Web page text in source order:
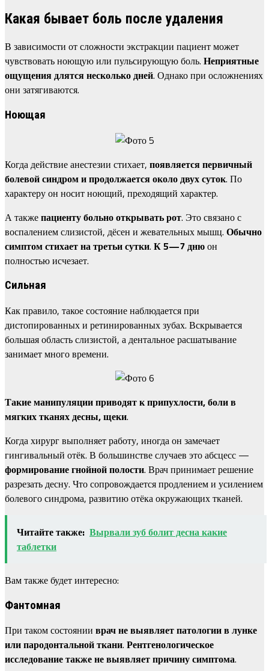
Какая бывает боль после удаления
В зависимости от сложности экстракции пациент может
чувствовать ноющую или пульсирующую боль. Неприятные
ощущения длятся несколько дней. Однако при осложнениях
они затягиваются.
Ноющая
Когда действие анестезии стихает, появляется первичный
болевой синдром и продолжается около двух суток. По
характеру он носит ноющий, преходящий характер.
А такжепациенту больно открывать рот. Это связано с
воспалением слизистой, дёсен и жевательных мышц. Обычно
симптом стихает на третьи сутки. К 5—7 днюон
полностью исчезает.
Сильная
Как правило, такое состояние наблюдается при
дистопированных и ретинированных зубах. Вскрывается
большая область слизистой, а дентальное расшатывание
занимает много времени.
Такие манипуляции приводят к припухлости, боли в
мягких тканях десны, щеки.
Когда хирург выполняет работу, иногда он замечает
гингивальный отёк. В большинстве случаев это абсцесс —
формирование гнойной полости. Врач принимает решение
разрезать десну. Что сопровождается продлением и усилением
болевого синдрома, развитию отёка окружающих тканей.
Читайте также: Вырвали зуб болит десна какие
таблетки
Вам также будет интересно:
Фантомная
При таком состоянии врач не выявляет патологии в лунке
или пародонтальной ткани. Рентгенологическое
исследование также не выявляет причину симптома.